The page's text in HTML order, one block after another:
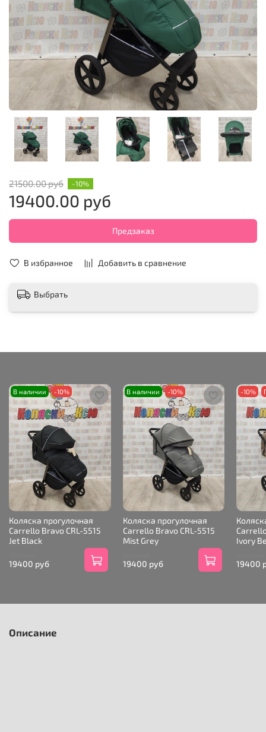
В избранное Добавить в сравнение
21500.00 руб
19400.00 руб
-10%
Предзаказ
Выбрать
В наличии -10%
Коляска прогулочная
Carrello Bravo CRL-5515
Jet Black
19400 руб
В наличии -10%
Коляска прогулочная
Carrello Bravo CRL-5515
Mist Grey
19400 руб
-10%
Ivory
19400
Описание